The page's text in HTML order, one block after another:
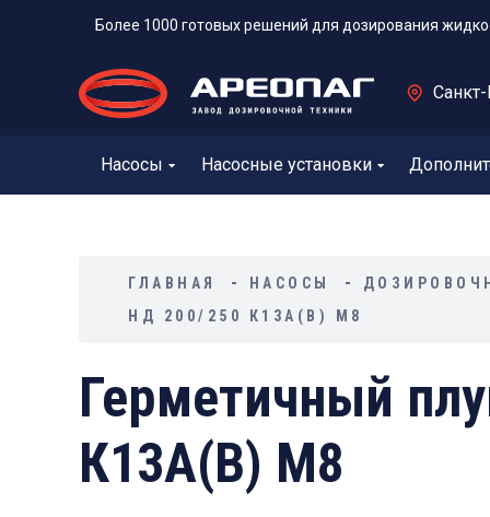
Более 1000 готовых решений для дозирования
Насосы Насосные установки
ГЛАВНАЯ НАСОСЫ
НД 200/250 К13А(В) М8
Герметичный
К13А(В) М8